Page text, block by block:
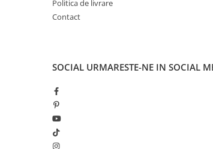
Politica de livrare
Contact
SOCIAL URMARESTE-NE IN SOCIAL